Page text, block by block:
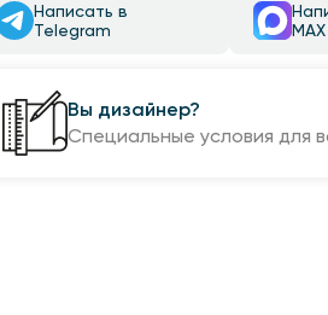
Написать в
Telegram
MAX
Вы дизайнер?
Специальные условия для